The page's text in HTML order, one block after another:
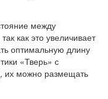
между
как это увеличивает
оптимальную длину
«Тверь» с
их можно размещать